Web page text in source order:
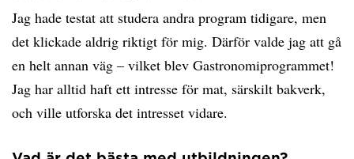
Jag hade testat att studera andra program tidigare, men
det klickade aldrig riktigt för mig. Därför valde jag att gå
en helt annan väg – vilket blev Gastronomiprogrammet!
Jag har alltid haft ett intresse för mat, särskilt bakverk,
och ville utforska det intresset vidare.